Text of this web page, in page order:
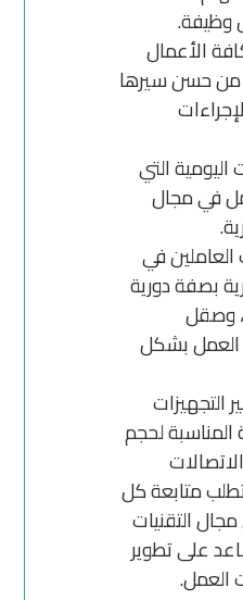
وظيفة.
الأعمال
من حسن سيرها
التي
في مجال
العاملين في
بصفة دورية
وصقل
العمل بشكل
التجهيزات
المناسبة لحجم
متابعة كل
التقنيات
على تطوير
العمل.